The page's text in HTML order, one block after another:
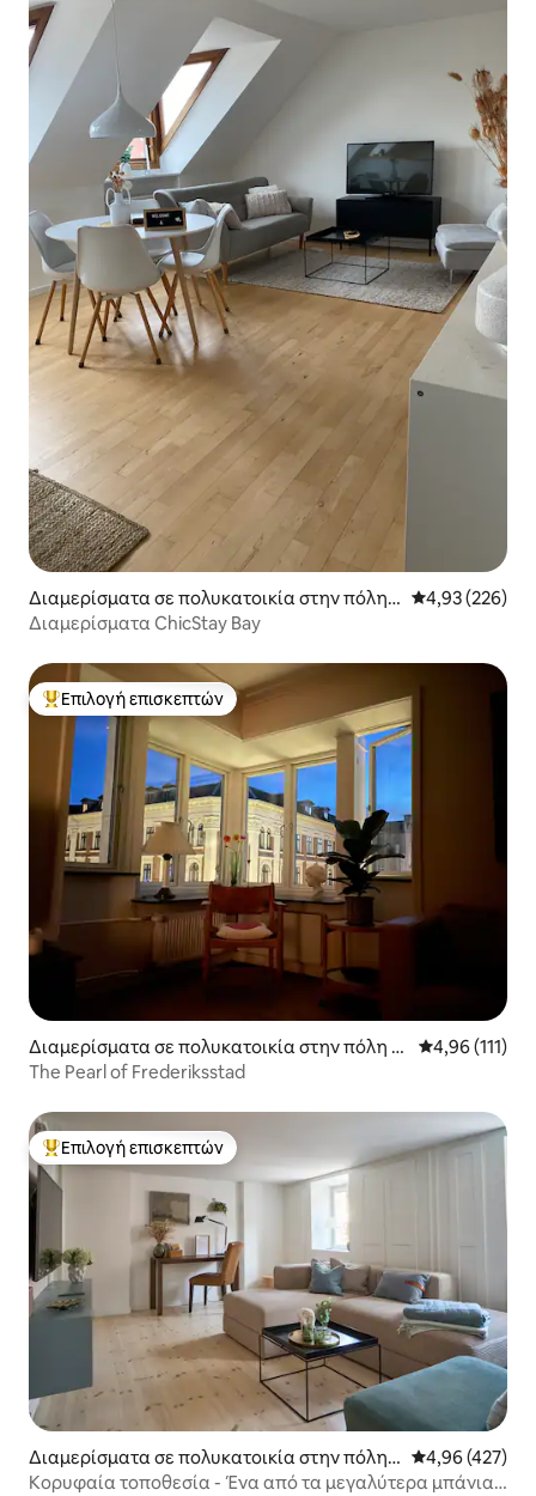
Διαμερίσματα σε πολυκατοικία στην πόλη
Κοπεγχάγη
Μέση
4,93 (226)
Διαμερίσματα ChicStay Bay
Κορυφαία επιλογή επισκεπτών
Επιλογή επισκεπτών
Διαμερίσματα σε πολυκατοικία στην πόλη Κ
οπεγχάγη
Μέση
4,96 (111)
The Pearl of Frederiksstad
Κορυφαία επιλογή επισκεπτών
Επιλογή επισκεπτών
Διαμερίσματα σε πολυκατοικία στην πόλη
Κοπεγχάγη
Μέση
4,96 (427)
Κορυφαία τοποθεσία - Ένα από τα μεγαλύτερα μπάνια